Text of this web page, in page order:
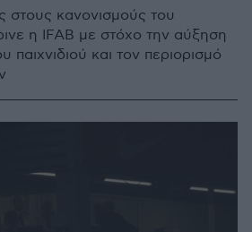
στους κανονισμούς του
η IFAB με στόχο την αύξηση
και τον περιορισμό